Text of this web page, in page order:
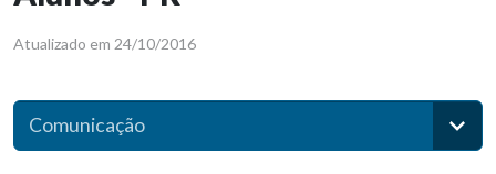
Atualizado em 24/10/2016
Comunicação